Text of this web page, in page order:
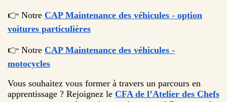
👉 Notre CAP Maintenance des véhicules - option
voitures particulières
👉 Notre CAP Maintenance des véhicules -
motocycles
Vous souhaitez vous former à travers un parcours en
apprentissage ? Rejoignez le CFA de l’Atelier des Chefs